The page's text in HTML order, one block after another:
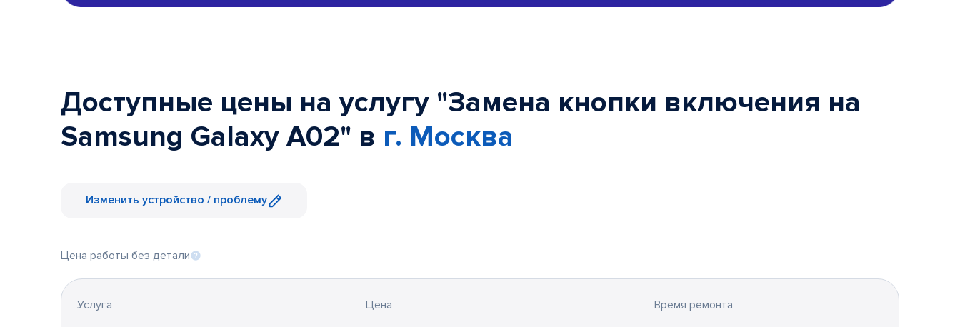
Доступные цены на услугу "Замена кнопки включения на
Samsung Galaxy A02" в г. Москва
Изменить устройство / проблему
Цена работы без детали
Услуга Цена Время ремонта